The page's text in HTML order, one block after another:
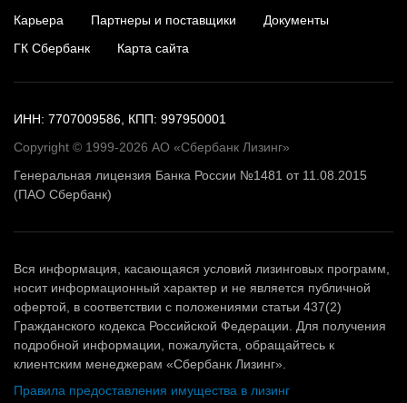
Карьера
Партнеры и поставщики
Документы
ГК Сбербанк
Карта сайта
ИНН: 7707009586, КПП: 997950001
Copyright © 1999-2026 АО «Сбербанк Лизинг»
Генеральная лицензия Банка России №1481 от 11.08.2015
(ПАО Сбербанк)
Вся информация, касающаяся условий лизинговых программ,
носит информационный характер и не является публичной
офертой, в соответствии с положениями статьи 437(2)
Гражданского кодекса Российской Федерации. Для получения
подробной информации, пожалуйста, обращайтесь к
клиентским менеджерам «Сбербанк Лизинг».
Правила предоставления имущества в лизинг